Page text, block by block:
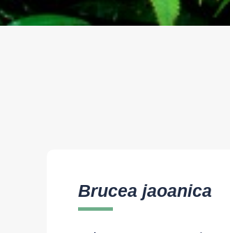
Brucea jaoanica